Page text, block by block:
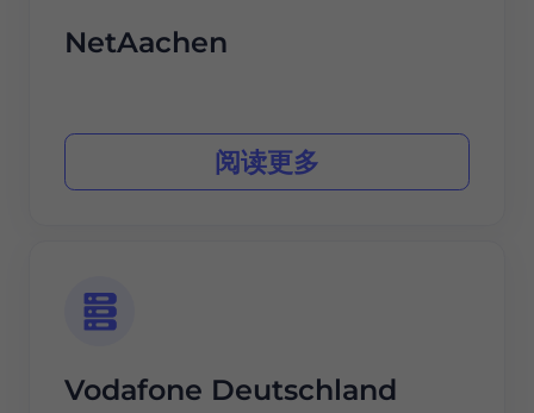
NetAachen
阅读更多
Vodafone Deutschland